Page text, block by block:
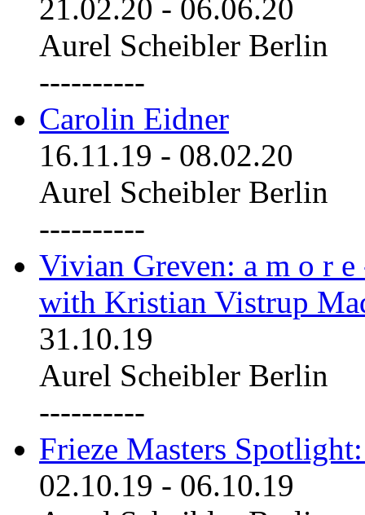
21.02.20 - 06.06.20
Aurel Scheibler Berlin
----------
Carolin Eidner
16.11.19 - 08.02.20
Aurel Scheibler Berlin
----------
Vivian Greven: a m o r
with Kristian Vistrup
31.10.19
Aurel Scheibler Berlin
----------
Frieze Masters
02.10.19 - 06.10.19